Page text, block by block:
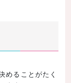
めることがたく